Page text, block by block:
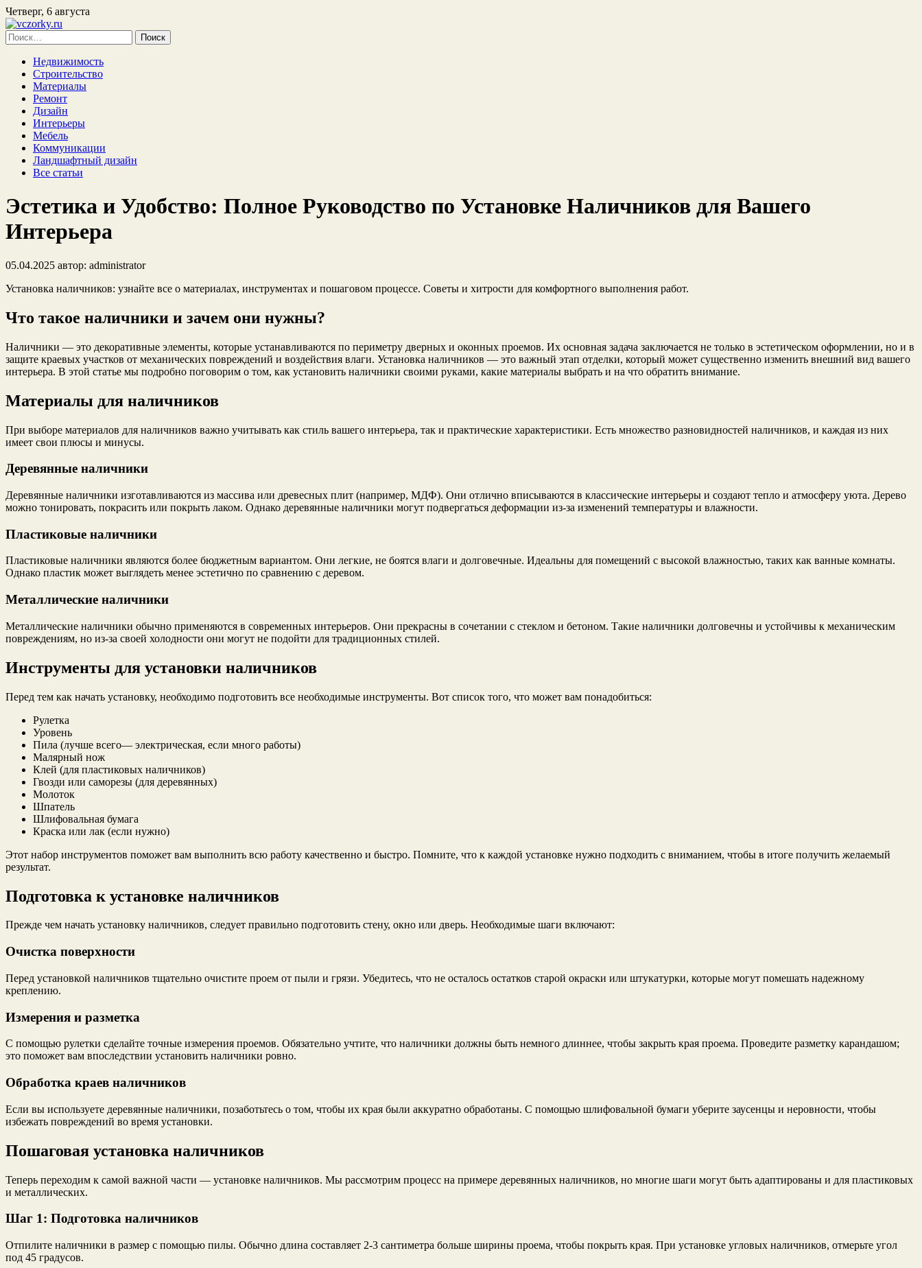
Четверг, 6 августа
Найти:
Недвижимость
Строительство
Материалы
Ремонт
Дизайн
Интерьеры
Мебель
Коммуникации
Ландшафтный дизайн
Все статьи
Эстетика и Удобство: Полное Руководство по Установке Наличников для Вашего
Интерьера
05.04.2025 автор: administrator
Установка наличников: узнайте все о материалах, инструментах и пошаговом процессе. Советы и хитрости для комфортного выполнения работ.
Что такое наличники и зачем они нужны?
Наличники — это декоративные элементы, которые устанавливаются по периметру дверных и оконных проемов. Их основная задача заключается не только в эстетическом оформлении, но и в
защите краевых участков от механических повреждений и воздействия влаги. Установка наличников — это важный этап отделки, который может существенно изменить внешний вид вашего
интерьера. В этой статье мы подробно поговорим о том, как установить наличники своими руками, какие материалы выбрать и на что обратить внимание.
Материалы для наличников
При выборе материалов для наличников важно учитывать как стиль вашего интерьера, так и практические характеристики. Есть множество разновидностей наличников, и каждая из них
имеет свои плюсы и минусы.
Деревянные наличники
Деревянные наличники изготавливаются из массива или древесных плит (например, МДФ). Они отлично вписываются в классические интерьеры и создают тепло и атмосферу уюта. Дерево
можно тонировать, покрасить или покрыть лаком. Однако деревянные наличники могут подвергаться деформации из-за изменений температуры и влажности.
Пластиковые наличники
Пластиковые наличники являются более бюджетным вариантом. Они легкие, не боятся влаги и долговечные. Идеальны для помещений с высокой влажностью, таких как ванные комнаты.
Однако пластик может выглядеть менее эстетично по сравнению с деревом.
Металлические наличники
Металлические наличники обычно применяются в современных интерьеров. Они прекрасны в сочетании с стеклом и бетоном. Такие наличники долговечны и устойчивы к механическим
повреждениям, но из-за своей холодности они могут не подойти для традиционных стилей.
Инструменты для установки наличников
Перед тем как начать установку, необходимо подготовить все необходимые инструменты. Вот список того, что может вам понадобиться:
Рулетка
Уровень
Пила (лучше всего— электрическая, если много работы)
Малярный нож
Клей (для пластиковых наличников)
Гвозди или саморезы (для деревянных)
Молоток
Шпатель
Шлифовальная бумага
Краска или лак (если нужно)
Этот набор инструментов поможет вам выполнить всю работу качественно и быстро. Помните, что к каждой установке нужно подходить с вниманием, чтобы в итоге получить желаемый
результат.
Подготовка к установке наличников
Прежде чем начать установку наличников, следует правильно подготовить стену, окно или дверь. Необходимые шаги включают:
Очистка поверхности
Перед установкой наличников тщательно очистите проем от пыли и грязи. Убедитесь, что не осталось остатков старой окраски или штукатурки, которые могут помешать надежному
креплению.
Измерения и разметка
С помощью рулетки сделайте точные измерения проемов. Обязательно учтите, что наличники должны быть немного длиннее, чтобы закрыть края проема. Проведите разметку карандашом;
это поможет вам впоследствии установить наличники ровно.
Обработка краев наличников
Если вы используете деревянные наличники, позаботьтесь о том, чтобы их края были аккуратно обработаны. С помощью шлифовальной бумаги уберите заусенцы и неровности, чтобы
избежать повреждений во время установки.
Пошаговая установка наличников
Теперь переходим к самой важной части — установке наличников. Мы рассмотрим процесс на примере деревянных наличников, но многие шаги могут быть адаптированы и для пластиковых
и металлических.
Шаг 1: Подготовка наличников
Отпилите наличники в размер с помощью пилы. Обычно длина составляет 2-3 сантиметра больше ширины проема, чтобы покрыть края. При установке угловых наличников, отмерьте угол
под 45 градусов.